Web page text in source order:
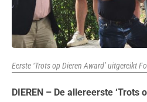
Eerste ‘Trots op Dieren Award’ uitgereikt
DIEREN – De allereerste ‘Trots